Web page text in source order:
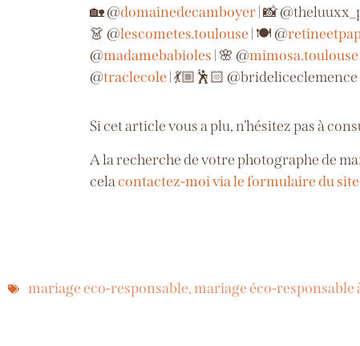
🏡 @domainedecamboyer| 📸
👗 @lescometes.toulouse| 🍽️ @
@madamebabioles | 🌸 @mimosa.toulouse
@traclecole| 💃🏼🕺🏻
Si cet article vous a plu, n’hésitez pas à
A la recherche de votre photographe de
celacontactez-moi via le formulaire du site
mariage eco-responsable, mariage éco-responsable